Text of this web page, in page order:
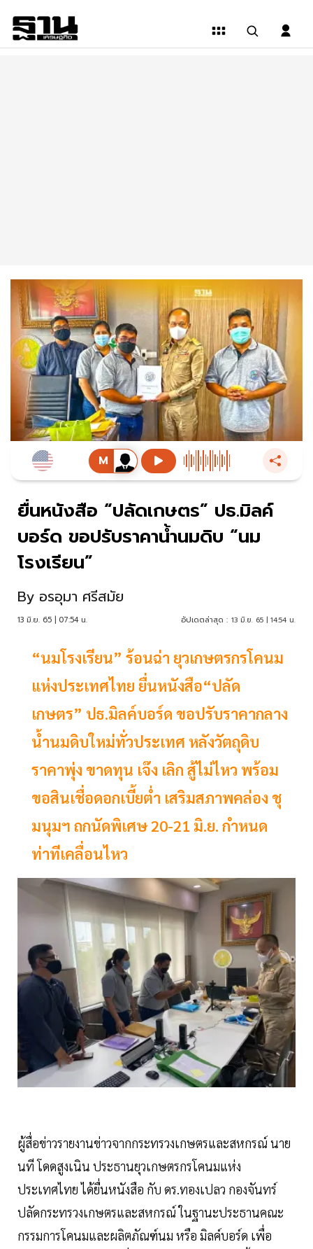
ยื่นหนังสือ “ปลัดเกษตร” ปธ.มิลค์
บอร์ด ขอปรับราคาน้ำนมดิบ “นม
โรงเรียน”
By อรอุมา ศรีสมัย
13 มิ.ย. 65 | 07:54 น. อัปเดตล่าสุด : 13 มิ.ย. 65 | 14:54 น.
“นมโรงเรียน” ร้อนฉ่า ยุวเกษตรกรโคนม
แห่งประเทศไทย ยื่นหนังสือ“ปลัด
เกษตร” ปธ.มิลค์บอร์ด ขอปรับราคากลาง
น้ำนมดิบใหม่ทั่วประเทศ หลังวัตถุดิบ
ราคาพุ่ง ขาดทุน เจ๊ง เลิก สู้ไม่ไหว พร้อม
ขอสินเชื่อดอกเบี้ยต่ำ เสริมสภาพคล่อง ชุ
มนุมฯ ถกนัดพิเศษ 20-21 มิ.ย. กำหนด
ท่าทีเคลื่อนไหว
ผู้สื่อข่าวรายงานข่าวจากกระทรวงเกษตรและสหกรณ์ นาย
นที โดดสูงเนิน ประธานยุวเกษตรกรโคนมแห่ง
ประเทศไทย ได้ยื่นหนังสือ กับ ดร.ทองเปลว กองจันทร์
ปลัดกระทรวงเกษตรและสหกรณ์ ในฐานะประธานคณะ
กรรมการโคนมและผลิตภัณฑ์นม หรือ มิลค์บอร์ด เพื่อ